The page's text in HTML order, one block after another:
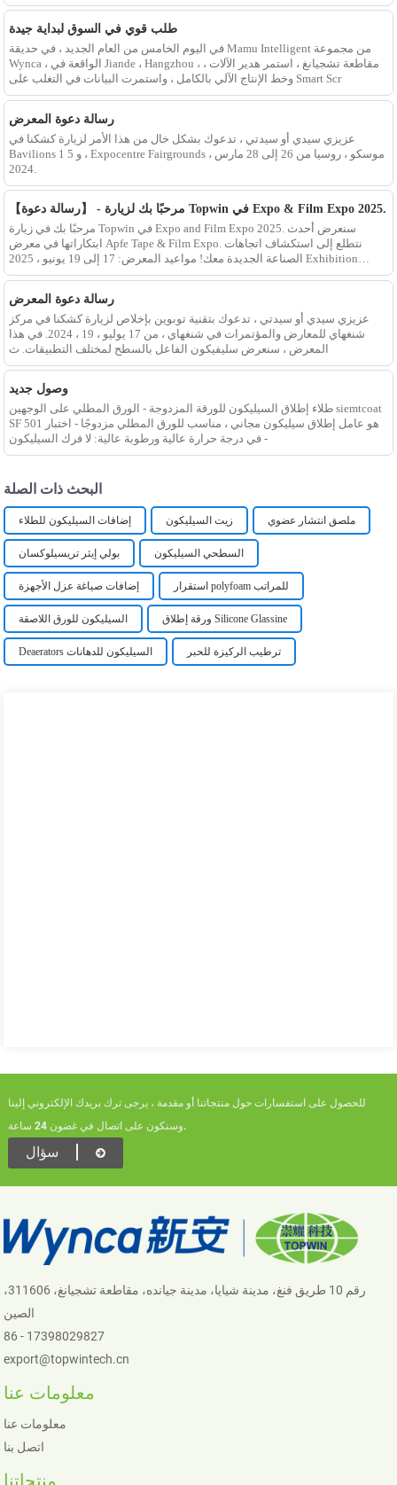
طلب قوي في السوق لبداية جيدة
في اليوم الخامس من العام الجديد ، في حديقة Mamu Intelligent من مجموعة
Wynca ، الواقعة في Jiande ، Hangzhou ، مقاطعة تشجيانغ ، استمر هدير الآلات ،
وخط الإنتاج الآلي بالكامل ، واستمرت البيانات في التغلب على Smart Scr
رسالة دعوة المعرض
عزيزي سيدي أو سيدتي ، تدعوك بشكل خال من هذا الأمر لزيارة كشكنا في
Bavilions 1 و 5 ، Expocentre Fairgrounds ، موسكو ، روسيا من 26 إلى 28 مارس
2024.
【رسالة دعوة】 - مرحبًا بك لزيارة Topwin في Expo & Film Expo 2025.
مرحبًا بك في زيارة Topwin في Expo and Film Expo 2025. سنعرض أحدث
ابتكاراتها في معرض Apfe Tape & Film Expo. نتطلع إلى استكشاف اتجاهات
الصناعة الجديدة معك! مواعيد المعرض: 17 إلى 19 يونيو ، 2025 Exhibition
مكان:
رسالة دعوة المعرض
عزيزي سيدي أو سيدتي ، تدعوك بتقنية توبوين بإخلاص لزيارة كشكنا في مركز
شنغهاي للمعارض والمؤتمرات في شنغهاي ، من 17 يوليو ، 19 ، 2024. في هذا
المعرض ، سنعرض سليفيكون الفاعل بالسطح لمختلف التطبيقات. ث
وصول جديد
طلاء إطلاق السيليكون للورقة المزدوجة - الورق المطلي على الوجهين siemtcoat
SF 501 هو عامل إطلاق سيليكون مجاني ، مناسب للورق المطلي مزدوجًا - اختبار
في درجة حرارة عالية ورطوبة عالية: لا فرك السيليكون -
البحث ذات الصلة
إضافات السيليكون للطلاء زيت السيليكون ملصق انتشار عضوي
بولي إيثر تريسيلوكسان السطحي السيليكون
إضافات صياغة عزل الأجهزة استقرار polyfoam للمراتب
السيليكون للورق اللاصقة ورقة إطلاق Silicone Glassine
Deaerators السيليكون للدهانات ترطيب الركيزة للحبر
للحصول على استفسارات حول منتجاتنا أو مقدمة ، يرجى ترك بريدك الإلكتروني إلينا
وسنكون على اتصال في غضون 24 ساعة.
سؤال
رقم 10 طريق فنغ، مدينة شيايا، مدينة جيانده، مقاطعة تشجيانغ، 311606،
الصين
86 - 17398029827
export@topwintech.cn
معلومات عنا
معلومات عنا
اتصل بنا
منتجاتنا